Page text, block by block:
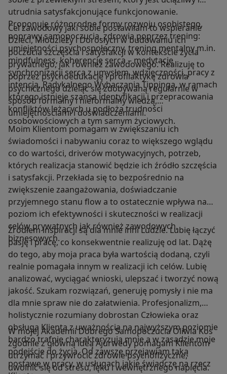
utrudnia satysfakcjonujące funkcjonowanie.
Proponuję różnorodne formy rozwoju osobistego,
poprawy samopoczucia, zdrowia poprzez trening:
umiejętności psychospołeczny, trening mentalny m.in.
mindfulness, koherencję serca – medytację
synchronizacji serca z umysłem, wdzięczności, pracy z
intencją, Radykalnego Wybaczania Tippinga, w ramach
którego istnieje szansa identyfikacji i przepracowania
konfliktów leżących u podłoża trudności
osobowościowych a tym samym życiowych.
Cel zawodowy jaki sobie postawiłam to wspieranie
Dzieci, Młodzieży i Dorosłych w budowaniu ich
poczucia szczęścia i satysfakcji w kontekście życia
prywatnego, jak również zawodowego. Realizuję to
poprzez psychoedukację i profilaktykę zdrowia
psychicznego dzieląc się zdobywaną regularnie w
sposób formalny i nieformalny wiedzą,
umiejętnościami i doświadczeniami.
Moim Klientom pomagam w zwiększaniu ich
świadomości i nabywaniu coraz to większego wglądu
co do wartości, driverów motywacyjnych, potrzeb,
których realizacja stanowić będzie ich źródło szczęścia
i satysfakcji. Przekłada się to bezpośrednio na
zwiększenie zaangażowania, doświadczanie
przyjemnego stanu flow a to ostatecznie wpływa na
poziom ich efektywności i skuteczności w realizacji
celów prywatnych jak również zawodowych,
biznesowych.
Źródłem inspiracji są dla mnie inni Ludzie. Lubię łączyć
pasję i pracę, co konsekwentnie realizuję od lat. Dążę
do tego, aby moja praca była wartością dodaną, czyli
realnie pomagała innym w realizacji ich celów. Lubię
analizować, wyciągać wnioski, ulepszać i tworzyć nową
jakość. Szukam rozwiązań, generuję pomysły i nie ma
dla mnie spraw nie do załatwienia. Profesjonalizm,
holistycznie rozumiany dobrostan Człowieka oraz
obsługa Klienta z uważnością na najwyższym poziomie
bardzo trafnie charakteryzują mnie a w zasadzie moje
podejście do życia. Od zawsze przejawiam taką
postawę w pracy, w usługach jakie świadczę na rzecz
W mojej Akademii Dobrego Samopoczucia Oliwia Kos
zgodnie z główną ideą Ajurwedy pomagam Klientom
utrzymać i przywrócić zdrowie psychofizyczne,
uwolnić się od stresu, lęku i wewnętrznego napięcia.